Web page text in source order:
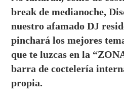
break de medianoche,
nuestro afamado DJ
pinchará los mejores
que te luzcas en la
barra de coctelería
propia.